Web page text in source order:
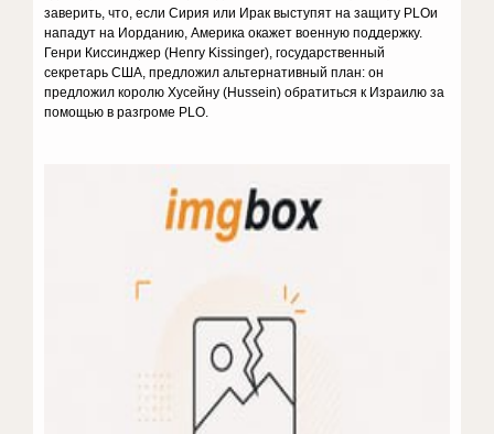
заверить, что, если Сирия или Ирак выступят на защиту PLOи
нападут на Иорданию, Америка окажет военную поддержку.
Генри Киссинджер (Henry Kissinger), государственный
секретарь США, предложил альтернативный план: он
предложил королю Хусейну (Hussein) обратиться к Израилю за
помощью в разгроме PLO.